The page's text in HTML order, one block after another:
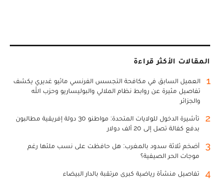
المقالات الأكثر قراءة
1
العميل السابق في مكافحة التجسس الفرنسي ماثيو غديري يكشف
تفاصيل مثيرة عن روابط نظام الملالي والبوليساريو وحزب الله
والجزائر
2
تأشيرة الدخول للولايات المتحدة: مواطنو 30 دولة إفريقية مطالبون
بدفع كفالة تصل إلى 20 ألف دولار
3
أضخم ثلاثة سدود بالمغرب: هل حافظت على نسب ملئها رغم
موجات الحر الصيفية؟
4 تفاصيل منشأة رياضية كبرى مرتقبة بالدار البيضاء